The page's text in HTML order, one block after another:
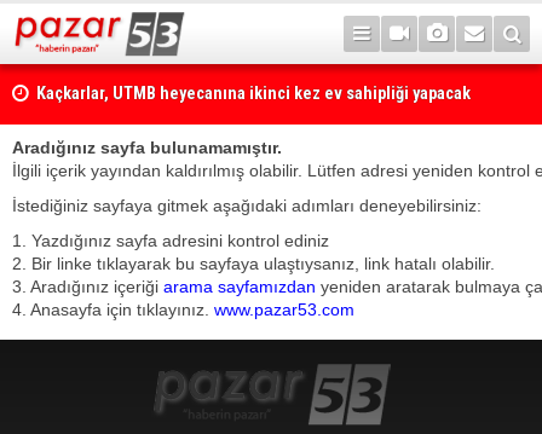
Kaçkarlar, UTMB heyecanına ikinci kez ev sahipliği yapacak
Aradığınız sayfa bulunamamıştır.
İlgili içerik yayından kaldırılmış olabilir. Lütfen adresi yeniden kontrol
İstediğiniz sayfaya gitmek aşağıdaki adımları deneyebilirsiniz:
1. Yazdığınız sayfa adresini kontrol ediniz
2. Bir linke tıklayarak bu sayfaya ulaştıysanız, link hatalı olabilir.
3. Aradığınız içeriği arama sayfamızdan yeniden aratarak bulmaya
4. Anasayfa için tıklayınız. www.pazar53.com